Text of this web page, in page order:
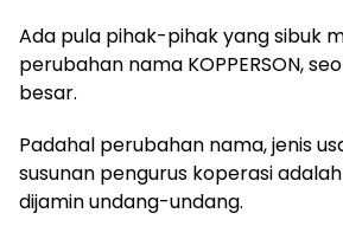
Ada pula pihak-pihak yang sibuk
perubahan nama KOPPERSON,
besar.
Padahal perubahan nama, jenis
susunan pengurus koperasi
dijamin undang-undang.